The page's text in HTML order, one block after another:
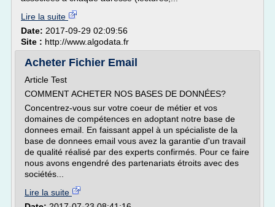
Lire la suite
Date: 2017-09-29 02:09:56
Site : http://www.algodata.fr
Acheter Fichier Email
Article Test
COMMENT ACHETER NOS BASES DE DONNÉES?
Concentrez-vous sur votre coeur de métier et vos
domaines de compétences en adoptant notre base de
donnees email. En faissant appel à un spécialiste de la
base de donnees email vous avez la garantie d'un travail
de qualité réalisé par des experts confirmés. Pour ce faire
nous avons engendré des partenariats étroits avec des
sociétés...
Lire la suite